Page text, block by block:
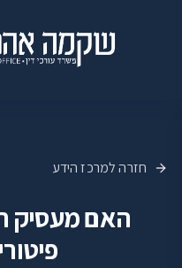
חזרה למרכז הידע
האם מעסיק